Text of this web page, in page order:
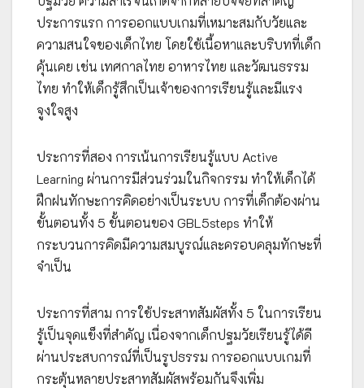
ประการแรก การออกแบบเกมที่เหมาะสมกับวัยและ
ความสนใจของเด็กไทย โดยใช้เนื้อหาและบริบทที่เด็ก
คุ้นเคย เช่น เทศกาลไทย อาหารไทย และวัฒนธรรม
ไทย ทำให้เด็กรู้สึกเป็นเจ้าของการเรียนรู้และมีแรง
จูงใจสูง
ประการที่สอง การเน้นการเรียนรู้แบบ Active
Learning ผ่านการมีส่วนร่วมในกิจกรรม ทำให้เด็กได้
ฝึกฝนทักษะการคิดอย่างเป็นระบบ การที่เด็กต้องผ่าน
ขั้นตอนทั้ง 5 ขั้นตอนของ GBL5steps ทำให้
กระบวนการคิดมีความสมบูรณ์และครอบคลุมทักษะที่
จำเป็น
ประการที่สาม การใช้ประสาทสัมผัสทั้ง 5 ในการเรียน
รู้เป็นจุดแข็งที่สำคัญ เนื่องจากเด็กปฐมวัยเรียนรู้ได้ดี
ผ่านประสบการณ์ที่เป็นรูปธรรม การออกแบบเกมที่
กระตุ้นหลายประสาทสัมผัสพร้อมกันจึงเพิ่ม